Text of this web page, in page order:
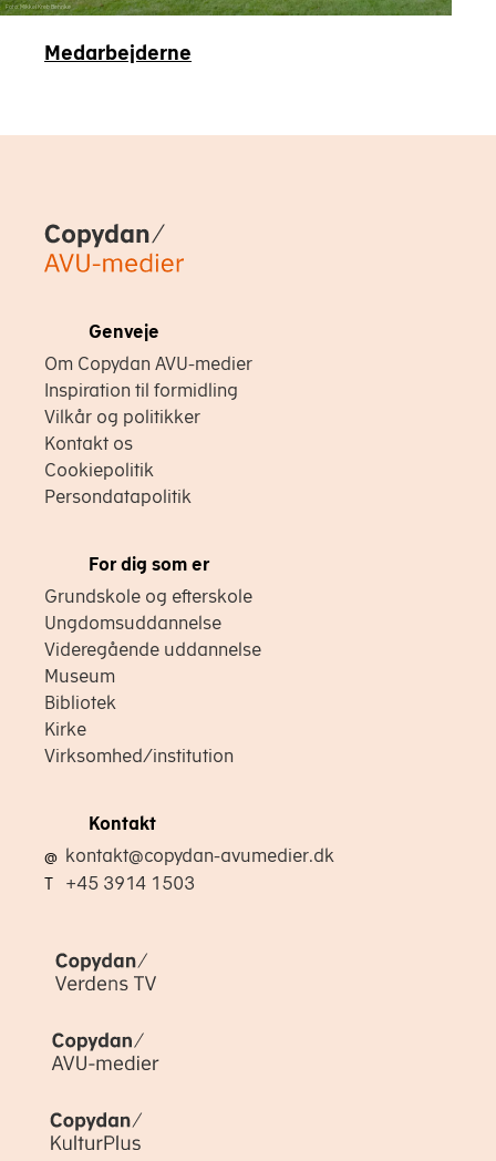
Foto: Mikkel Kreb Behnke
Medarbejderne
Copydan
Genveje
Om Copydan AVU-medier
Inspiration til formidling
Vilkår og politikker
Kontakt os
Cookiepolitik
Persondatapolitik
For dig som er
Grundskole og efterskole
Ungdomsuddannelse
Videregående uddannelse
Museum
Bibliotek
Kirke
Virksomhed/institution
Kontakt
@ kontakt@copydan-avumedier.dk
T +45 3914 1503